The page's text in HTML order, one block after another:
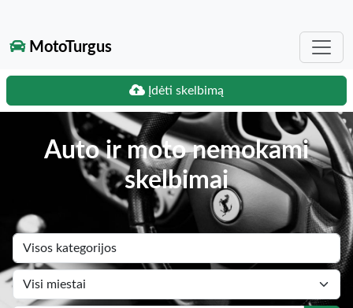
MotoTurgus
Įdėti skelbimą
Auto ir moto nemokami
skelbimai